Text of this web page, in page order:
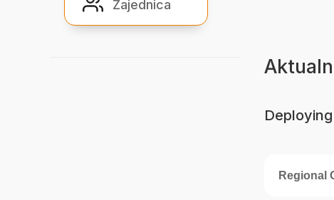
Zajednica
Zajednica
Regional